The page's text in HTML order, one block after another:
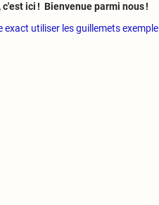
ici ! Bienvenue parmi nous !
exact utiliser les guillemets exemple